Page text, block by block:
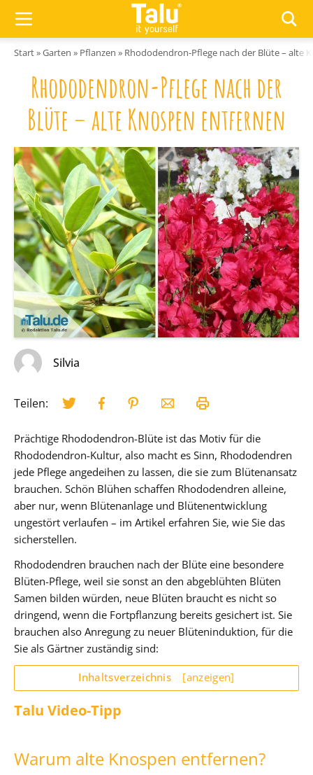
Start»Garten » Pflanzen » Rhododendron-Pflege nach der Blüte – alte
Rhododendron-Pflege nach der
Blüte – alte Knospen entfernen
Silvia
Teilen:
Prächtige Rhododendron-Blüte ist das Motiv für die
Rhododendron-Kultur, also macht es Sinn, Rhododendren
jede Pflege angedeihen zu lassen, die sie zum Blütenansatz
brauchen. Schön Blühen schaffen Rhododendren alleine,
aber nur, wenn Blütenanlage und Blütenentwicklung
ungestört verlaufen – im Artikel erfahren Sie, wie Sie das
sicherstellen.
Rhododendren brauchen nach der Blüte eine besondere
Blüten-Pflege, weil sie sonst an den abgeblühten Blüten
Samen bilden würden, neue Blüten braucht es nicht so
dringend, wenn die Fortpflanzung bereits gesichert ist. Sie
brauchen also Anregung zu neuer Blüteninduktion, für die
Sie als Gärtner zuständig sind:
Inhaltsverzeichnis [anzeigen]
Talu Video-Tipp
Warum alte Knospen entfernen?